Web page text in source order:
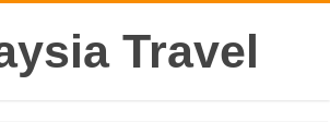
Travel